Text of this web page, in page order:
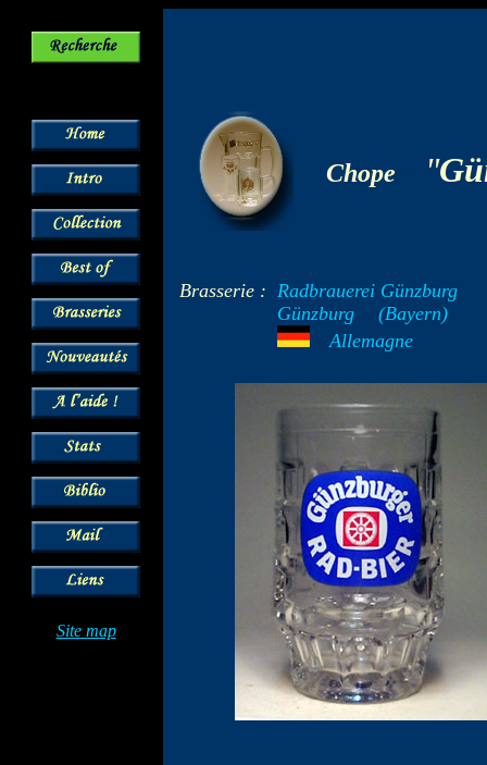
Site map
Chope "
Brasserie : Radbrauerei Günzburg
Günzburg
(Bayern)
---Allemagne